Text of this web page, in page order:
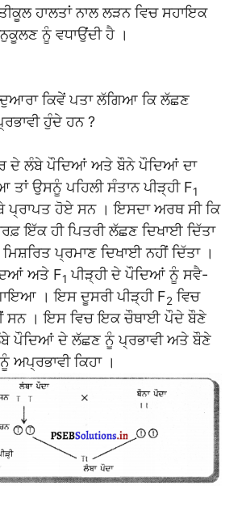
ਹਾਲਤਾਂ ਨਾਲ ਲੜਨ ਵਿਚ ਸਹਾਇਕ
ਨੂੰ ਵਧਾਉਂਦੀ ਹੈ ।
ਕਿਵੇਂ ਪਤਾ ਲੱਗਿਆ ਕਿ ਲੱਛਣ
ਹੁੰਦੇ ਹਨ ?
ਦੇ ਲੰਬੇ ਪੌਦਿਆਂ ਅਤੇ ਬੌਨੇ ਪੌਦਿਆਂ ਦਾ
ਉਸਨੂੰ ਪਹਿਲੀ ਸੰਤਾਨ ਪੀੜ੍ਹੀ F1
ਪ੍ਰਾਪਤ ਹੋਏ ਸਨ । ਇਸਦਾ ਅਰਥ ਸੀ ਕਿ
ਇੱਕ ਹੀ ਪਿਤਰੀ ਲੱਛਣ ਦਿਖਾਈ ਦਿੱਤਾ
ਮਿਸ਼ਰਿਤ ਪ੍ਰਮਾਣ ਦਿਖਾਈ ਨਹੀਂ ਦਿੱਤਾ ।
ਅਤੇ F1 ਪੀੜ੍ਹੀ ਦੇ ਪੌਦਿਆਂ ਨੂੰ ਸਵੈ-
। ਇਸ ਦੂਸਰੀ ਪੀੜ੍ਹੀ F2 ਵਿਚ
ਸਨ । ਇਸ ਵਿਚ ਇਕ ਚੌਥਾਈ ਪੌਦੇ ਬੌਣੇ
ਪੌਦਿਆਂ ਦੇ ਲੱਛਣ ਨੂੰ ਪ੍ਰਭਾਵੀ ਅਤੇ ਬੌਣੇ
ਕਿਹਾ ।